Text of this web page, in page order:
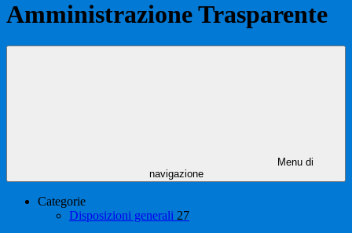
Amministrazione Trasparente
Menu di
navigazione
Categorie
Disposizioni generali 27